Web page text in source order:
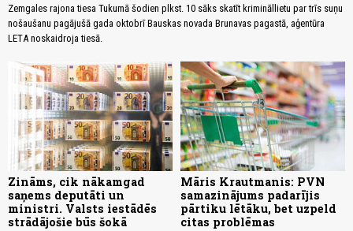
Zemgales rajona tiesa Tukumā šodien plkst. 10 sāks skatīt krimināllietu par trīs suņu
nošaušanu pagājušā gada oktobrī Bauskas novada Brunavas pagastā, aģentūra
LETA noskaidroja tiesā.
Zināms, cik nākamgad
saņems deputāti un
ministri. Valsts iestādēs
strādājošie būs šokā
Māris Krautmanis: PVN
samazinājums padarījis
pārtiku lētāku, bet uzpeld
citas problēmas